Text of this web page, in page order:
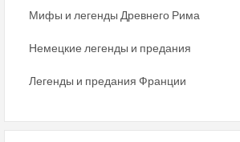
Мифы и легенды Древнего Рима
Немецкие легенды и предания
Легенды и предания Франции